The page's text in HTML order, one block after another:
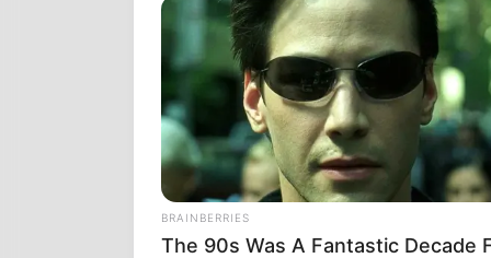
BRAINBERRIES
The 90s Was A Fantastic Decade